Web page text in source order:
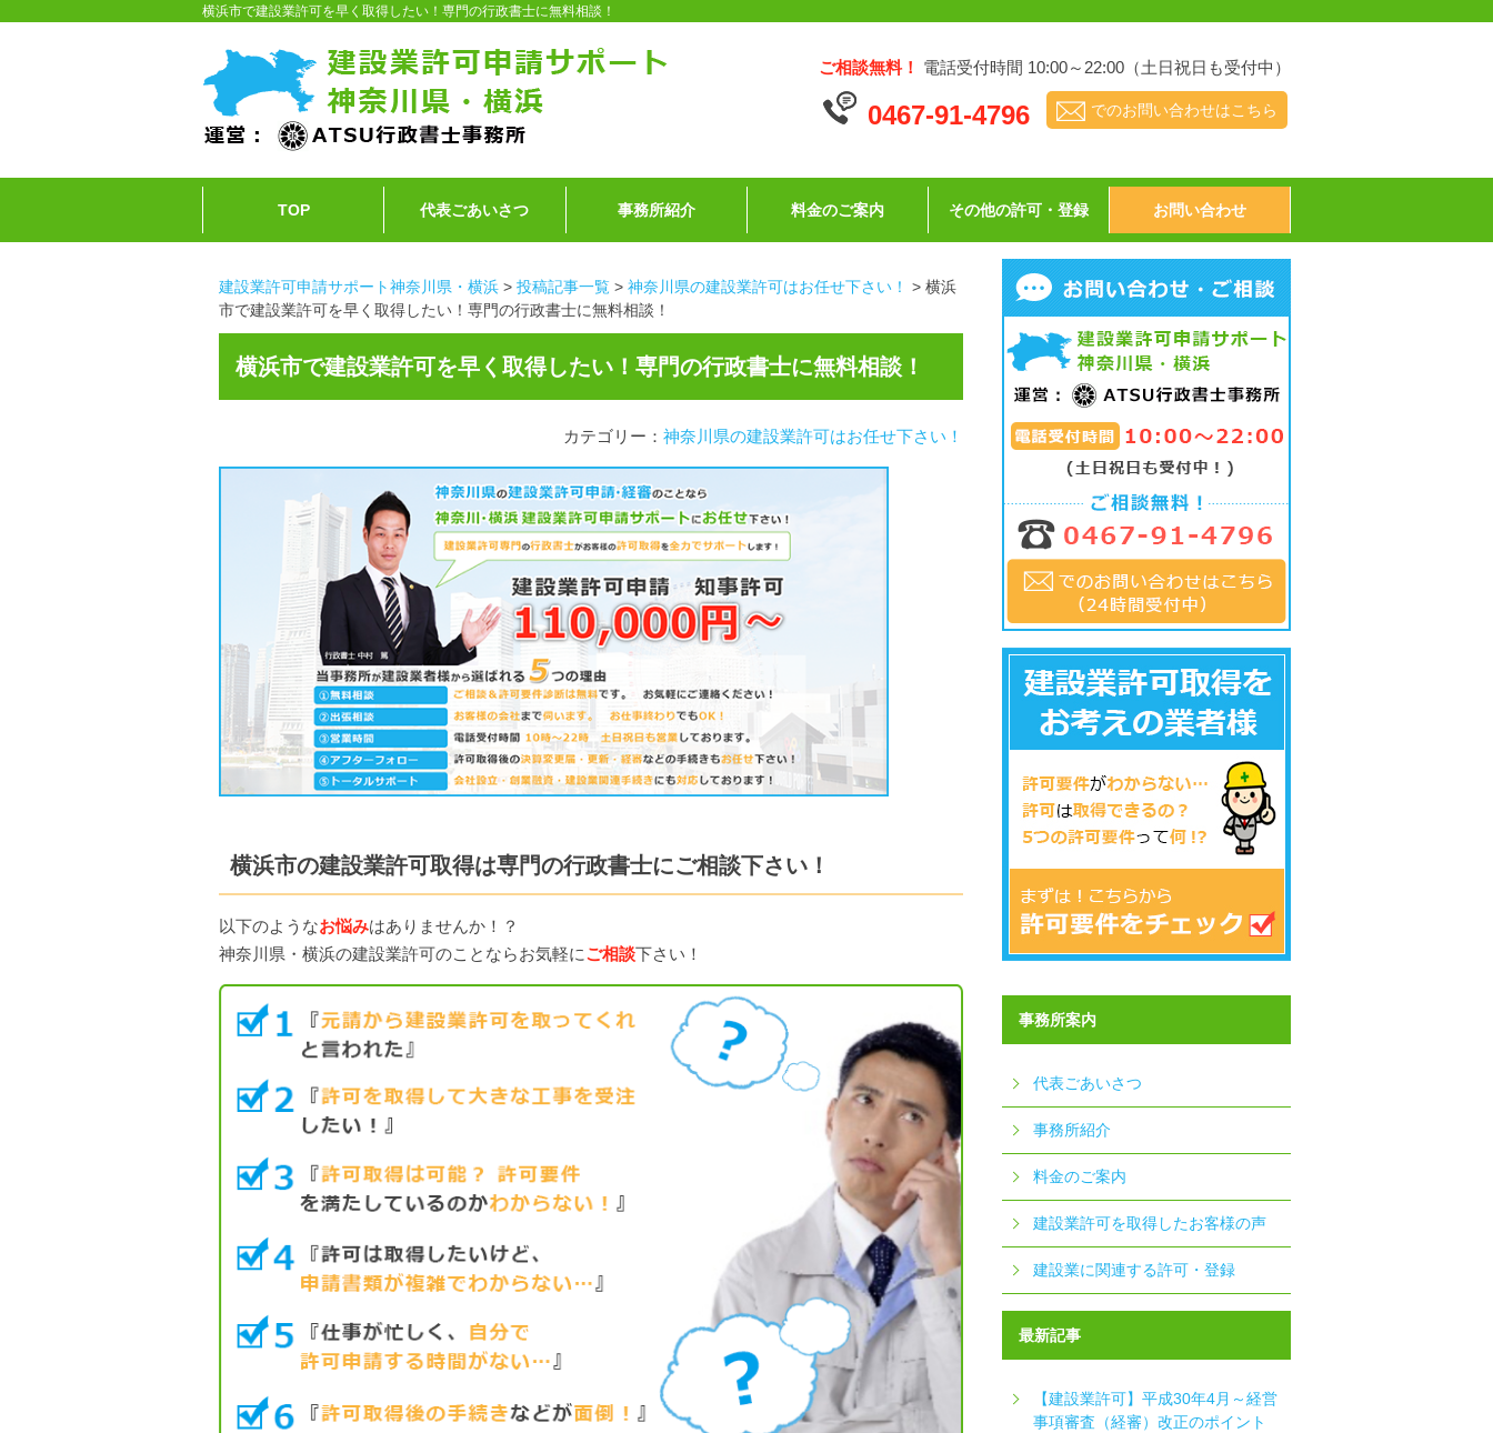
横浜市で建設業許可を早く取得したい！専門の行政書士に無料相談！
ご相談無料！ 電話受付時間 10:00～22:00（土日祝日も受付中）
0467-91-4796 でのお問い合わせはこちら
TOP 代表ごあいさつ 事務所紹介 料金のご案内 その他の許可・登録 お問い合わせ
建設業許可申請サポート神奈川県・横浜 > 投稿記事一覧 > 神奈川県の建設業許可はお任せ下さい！ > 横浜
市で建設業許可を早く取得したい！専門の行政書士に無料相談！
横浜市で建設業許可を早く取得したい！専門の行政書士に無料相談！
カテゴリー： 神奈川県の建設業許可はお任せ下さい！
横浜市の建設業許可取得は専門の行政書士にご相談下さい！
以下のようなお悩みはありませんか！？
神奈川県・横浜の建設業許可のことならお気軽にご相談下さい！
事務所案内
代表ごあいさつ
事務所紹介
料金のご案内
建設業許可を取得したお客様の声
建設業に関連する許可・登録
最新記事
【建設業許可】平成30年4月～経営
事項審査（経審）改正のポイント